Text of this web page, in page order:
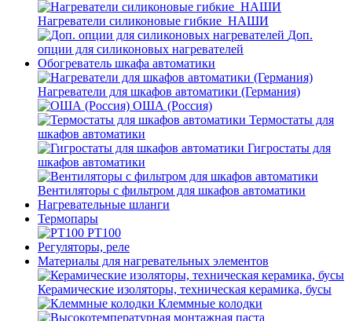
Нагреватели силиконовые гибкие_НАШИ
Доп.
опции для силиконовых нагревателей
Обогреватель шкафа автоматики
Нагреватели для шкафов автоматики (Германия)
ОША (Россия)
Термостаты для
шкафов автоматики
Гигростаты для
шкафов автоматики
Вентиляторы с фильтром для шкафов автоматики
Нагревательные шланги
Термопары
PT100
Регуляторы, реле
Материалы для нагревательных элементов
Керамические изоляторы, техническая керамика, бусы
Клеммные колодки